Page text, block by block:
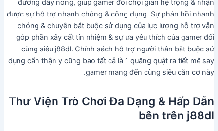
đường dây nóng, giúp gamer đối chọi giản hệ trọng & nhận
được sự hỗ trợ nhanh chóng & công dụng. Sự phản hồi nhanh
chóng & chuyên bắt buộc sử dụng của lực lượng hỗ trợ vẫn
góp phần xây cất tín nhiệm & sự ưa yêu thích của gamer đối
cùng siêu j88dl. Chính sách hỗ trợ người thân bắt buộc sử
dụng cẩn thận y cũng bao tất cả là 1 quăng quật ra tiết mê say
gamer mang đến cùng siêu căn cơ này.
Thư Viện Trò Chơi Đa Dạng & Hấp Dẫn
bên trên j88dl